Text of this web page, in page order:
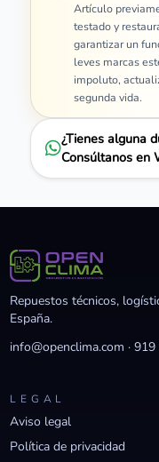
Artículo
testado y
garantizar un
leves marcas
impoluto,
segunda vida.
¿Tienes alguna
Consúltanos en
Repuestos técnicos,
España.
info@openclima.com ·919
LEGAL
Aviso legal
Política de privacidad